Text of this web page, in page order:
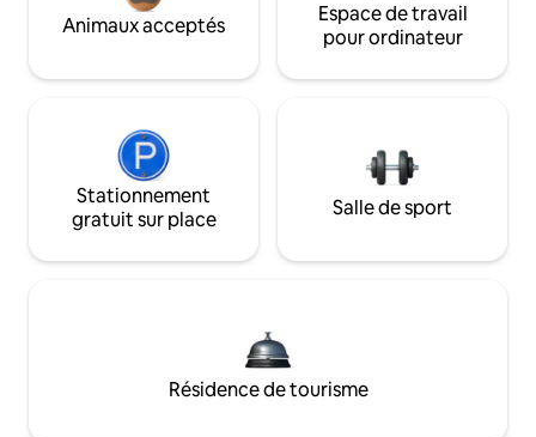
Animaux acceptés
Espace de travail
pour ordinateur
Stationnement
gratuit sur place
Salle de sport
Résidence de tourisme